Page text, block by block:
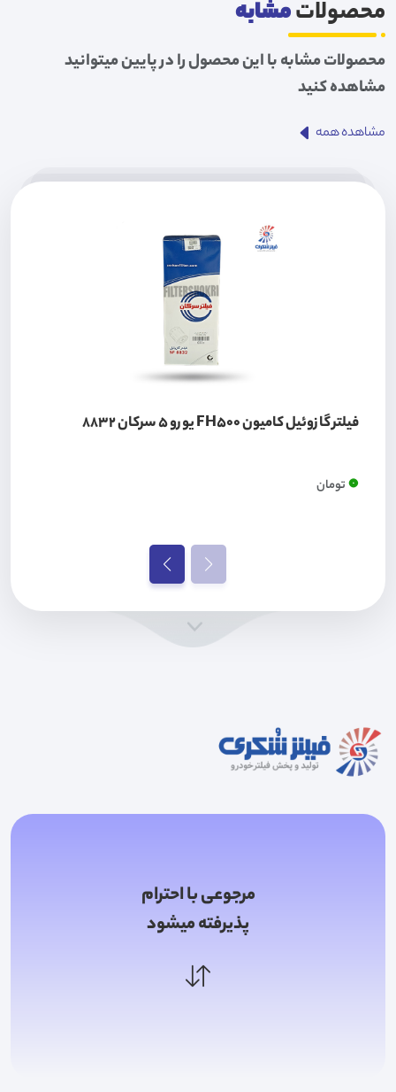
محصولاتمشابه
محصولات مشابه با این محصول را در پایین میتوانید
مشاهده کنید
مشاهده همه
فیلتر گازوئیل کامیون FH500 یورو 5 سرکان 8832
0تومان
مرجوعی با احترام
پذیرفته میشود